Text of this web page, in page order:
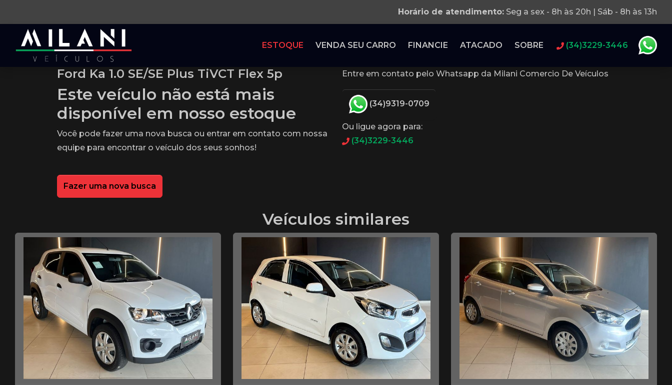
Horário de atendimento: Seg a sex - 8h às 20h | Sáb - 8h às 13h
ESTOQUE VENDA SEU CARRO FINANCIE ATACADO SOBRE (34)3229-3446
Ford Ka 1.0 SE/SE Plus TiVCT Flex 5p
Este veículo não está mais
disponível em nosso estoque
Você pode fazer uma nova busca ou entrar em contato com nossa
equipe para encontrar o veículo dos seus sonhos!
Fazer uma nova busca
Entre em contato pelo Whatsapp da Milani Comercio De Veículos
(34)9319-0709
Ou ligue agora para:
(34)3229-3446
Veículos similares